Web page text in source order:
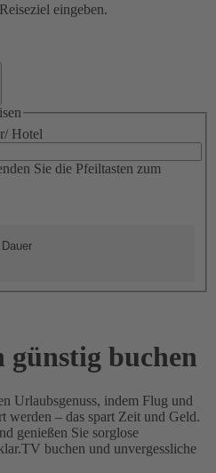
eingeben.
Hotel
Sie die Pfeiltasten zum
günstig buchen
Urlaubsgenuss, indem Flug und
werden – das spart Zeit und Geld.
genießen Sie sorglose
buchen und unvergessliche